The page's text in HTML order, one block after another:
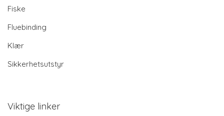
Fiske
Fluebinding
Klær
Sikkerhetsutstyr
Viktige linker